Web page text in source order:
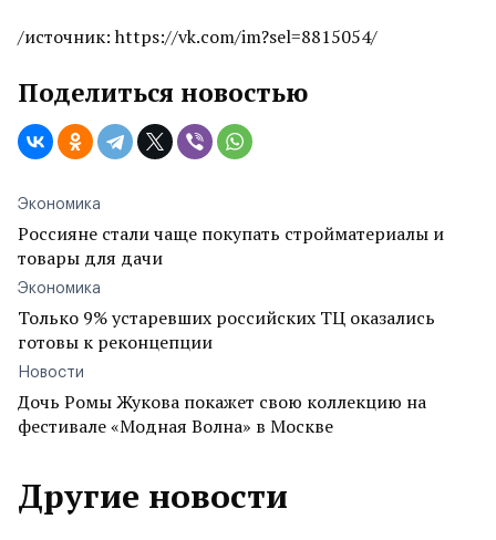
/источник: https://vk.com/im?sel=8815054/
Поделиться новостью
Экономика
Россияне стали чаще покупать стройматериалы и
товары для дачи
Экономика
Только 9% устаревших российских ТЦ оказались
готовы к реконцепции
Новости
Дочь Ромы Жукова покажет свою коллекцию на
фестивале «Модная Волна» в Москве
Другие новости